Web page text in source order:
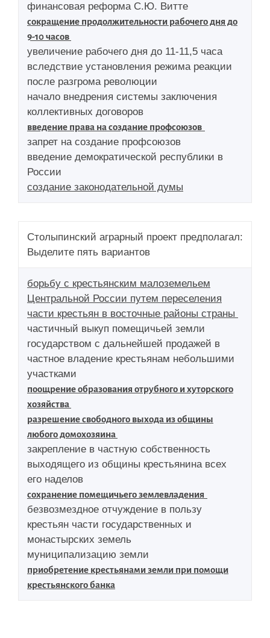
финансовая реформа С.Ю. Витте
сокращение продолжительности рабочего дня до
9-10 часов
увеличение рабочего дня до 11-11,5 часа
вследствие установления режима реакции
после разгрома революции
начало внедрения системы заключения
коллективных договоров
введение права на создание профсоюзов
запрет на создание профсоюзов
введение демократической республики в
России
создание законодательной думы
Столыпинский аграрный проект предполагал:
Выделите пять вариантов
борьбу с крестьянским малоземельем
Центральной России путем переселения
части крестьян в восточные районы страны
частичный выкуп помещичьей земли
государством с дальнейшей продажей в
частное владение крестьянам небольшими
участками
поощрение образования отрубного и хуторского
хозяйства
разрешение свободного выхода из общины
любого домохозяина
закрепление в частную собственность
выходящего из общины крестьянина всех
его наделов
сохранение помещичьего землевладения
безвозмездное отчуждение в пользу
крестьян части государственных и
монастырских земель
муниципализацию земли
приобретение крестьянами земли при помощи
крестьянского банка